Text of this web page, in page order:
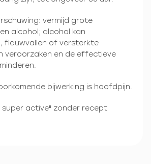
vermijd grote
alcohol; alcohol kan
flauwvallen of versterkte
veroorzaken en de effectieve
bijwerking is hoofdpijn.
super active" zonder recept